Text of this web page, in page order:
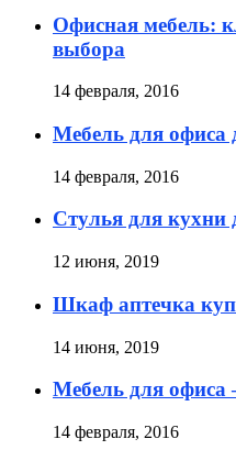
Офисная мебель:
выбора
14 февраля, 2016
Мебель для офиса
14 февраля, 2016
Стулья для кухни
12 июня, 2019
Шкаф аптечка
14 июня, 2019
Мебель для
14 февраля, 2016